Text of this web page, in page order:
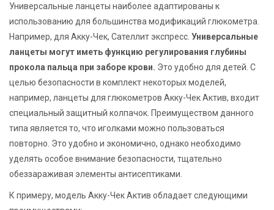
Универсальные ланцеты наиболее адаптированы к
использованию для большинства модификаций глюкометра.
Например, для Акку-Чек, Сателлит экспресс. Универсальные
ланцеты могут иметь функцию регулирования глубины
прокола пальца при заборе крови. Это удобно для детей. С
целью безопасности в комплект некоторых моделей,
например, ланцеты для глюкометров Акку-Чек Актив, входит
специальный защитный колпачок. Преимуществом данного
типа является то, что иголками можно пользоваться
повторно. Это удобно и экономично, однако необходимо
уделять особое внимание безопасности, тщательно
обеззараживая элементы антисептиками.
К примеру, модель Акку-Чек Актив обладает следующими